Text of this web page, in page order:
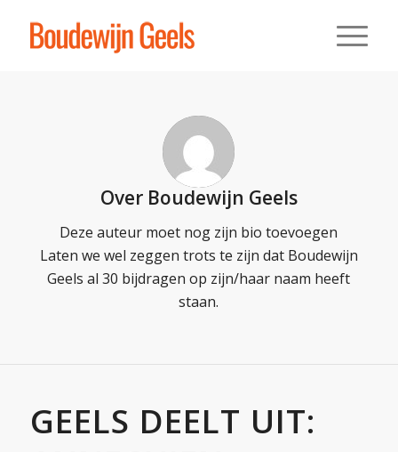
Over Boudewijn Geels
Deze auteur moet nog zijn bio toevoegen
Laten we wel zeggen trots te zijn dat Boudewijn
Geels al 30 bijdragen op zijn/haar naam heeft
staan.
GEELS DEELT UIT: